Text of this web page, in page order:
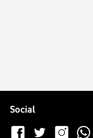
SocialEnlaces a las